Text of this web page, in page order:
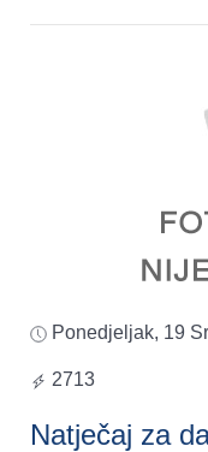
Ponedjeljak, 19
2713
Natječaj za